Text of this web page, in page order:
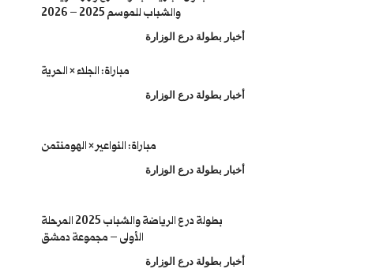
والشباب للموسم 2025 – 2026
أخبار بطولة درع الوزارة
مباراة: الجلاء × الحرية
أخبار بطولة درع الوزارة
مباراة: النواعير × الهومنتمن
أخبار بطولة درع الوزارة
بطولة درع الرياضة والشباب 2025 المرحلة
الأولى – مجموعة دمشق
أخبار بطولة درع الوزارة